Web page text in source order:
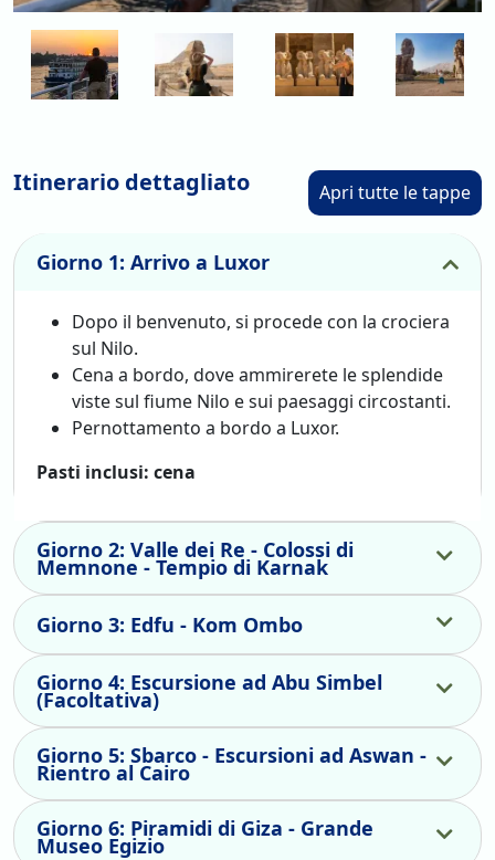
Itinerario dettagliato Apri tutte le tappe
Giorno 1: Arrivo a Luxor
Dopo il benvenuto, si procede con la crociera
sul Nilo.
Cena a bordo, dove ammirerete le splendide
viste sul fiume Nilo e sui paesaggi circostanti.
Pernottamento a bordo a Luxor.
Pasti inclusi: cena
Giorno 2: Valle dei Re - Colossi di
Memnone - Tempio di Karnak
Giorno 3: Edfu - Kom Ombo
Giorno 4: Escursione ad Abu Simbel
(Facoltativa)
Giorno 5: Sbarco - Escursioni ad Aswan -
Rientro al Cairo
Giorno 6: Piramidi di Giza - Grande
Museo Egizio